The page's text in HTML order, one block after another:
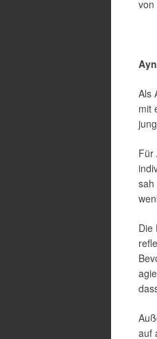
von
Ayn
Als
mit
Für
sah
Die
auf